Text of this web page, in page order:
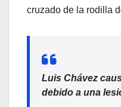
cruzado de la rodilla
Luis Chávez
debido a una